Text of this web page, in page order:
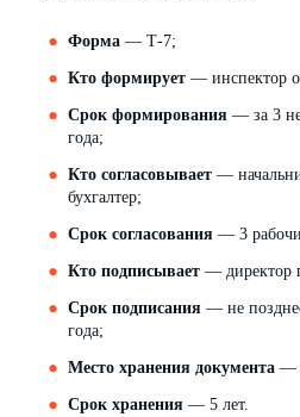
Форма — Т-7;
Кто формирует — инспектор
Срок формирования — за 3
года;
Кто согласовывает —
бухгалтер;
Срок согласования — 3
Кто подписывает — директор
Срок подписания — не
года;
Место хранения документа —
Срок хранения — 5 лет.